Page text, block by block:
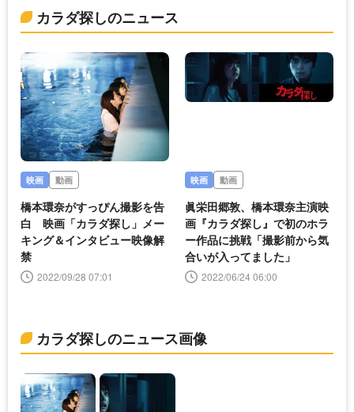
カラダ探しのニュース
映画 動画
橋本環奈がすっぴん撮影を告
白 映画「カラダ探し」メー
キング＆インタビュー映像解
禁
2022/09/28 07:01
映画 動画
眞栄田郷敦、橋本環奈主演映
画『カラダ探し』で初のホラ
ー作品に挑戦「撮影前から気
合いが入ってました」
2022/06/24 06:00
カラダ探しのニュース画像